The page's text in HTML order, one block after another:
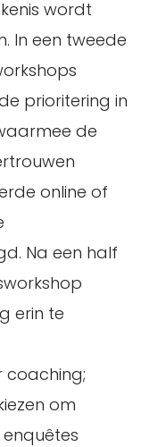
wordt
In een tweede
prioritering in
de
online of
Na een half
erin te
coaching;
om